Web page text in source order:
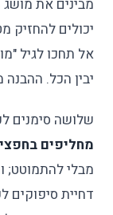
מבינים את
יכולים להחזיק
אל תחכו לגיל
יבין הכל. ההבנה
שלושה סימנים
מחליפים
מבלי להתמוטט;
דחיית סיפוקים